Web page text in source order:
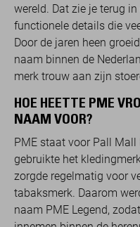
wereld. Dat zie je terug
functionele details die
Door de jaren heen
naam binnen de
merk trouw aan zijn
HOE HEETTE PME
NAAM VOOR?
PME staat voor Pall
gebruikte het
zorgde regelmatig voor
tabaksmerk. Daarom
naam PME Legend,